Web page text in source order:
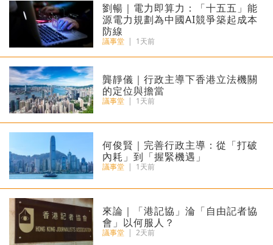
劉暢｜電力即算力：「十五五」能
源電力規劃為中國AI競爭築起成本
防線
議事堂 | 1天前
龔靜儀｜行政主導下香港立法機關
的定位與擔當
議事堂 | 1天前
何俊賢｜完善行政主導：從「打破
內耗」到「握緊機遇」
議事堂 | 1天前
來論｜「港記協」淪「自由記者協
會」以何服人？
議事堂 | 2天前